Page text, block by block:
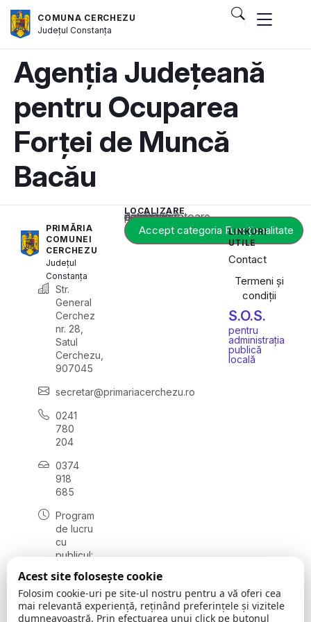
COMUNA CERCHEZU
JudețulConstanța
Agenția Județeană
pentru Ocuparea
Forței de Muncă
Bacău
PRIMĂRIA
COMUNEI
CERCHEZU
Județul
Constanța
Str.
General
Cerchez
nr. 28,
Satul
Cerchezu,
907045
secretar@primariacerchezu.ro
0241
780
204
0374
918
685
Program
de lucru
cu
publicul:
08:00 -
16:30
, vineri:
LOCALIZARE
Acest conținut este blocat până când acceptați categoria corespunzătoare de cookie-uri.
Accept categoria Funcționalitate
LINKURI
UTILE
Contact
Termeni și
condiții
S.O.S.
pentru
administrația
publică
locală
Acest site folosește cookie
Folosim cookie-uri pe site-ul nostru pentru a vă oferi cea
mai relevantă experiență, reținând preferințele și vizitele
dumneavoastră. Prin efectuarea unui click pe butonul